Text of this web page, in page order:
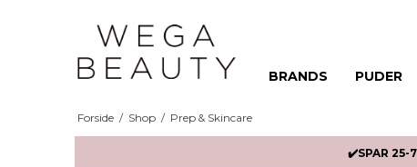
BRANDS PUDER
Forside / Shop / Prep & Skincare
✔️SPAR